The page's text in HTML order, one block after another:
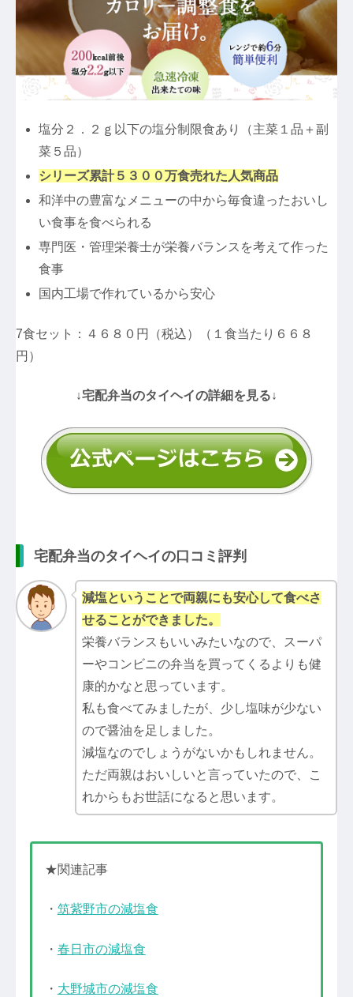
塩分２．２ｇ以下の塩分制限食あり（主菜１品＋副
菜５品）
シリーズ累計５３００万食売れた人気商品
和洋中の豊富なメニューの中から毎食違ったおいし
い食事を食べられる
専門医・管理栄養士が栄養バランスを考えて作った
食事
国内工場で作れているから安心
7食セット：４６８０円（税込）（１食当たり６６８
円）
↓宅配弁当のタイヘイの詳細を見る↓
宅配弁当のタイヘイの口コミ評判
減塩ということで両親にも安心して食べさ
せることができました。
栄養バランスもいいみたいなので、スーパ
ーやコンビニの弁当を買ってくるよりも健
康的かなと思っています。
私も食べてみましたが、少し塩味が少ない
ので醤油を足しました。
減塩なのでしょうがないかもしれません。
ただ両親はおいしいと言っていたので、こ
れからもお世話になると思います。
★関連記事
・ 筑紫野市の減塩食
・ 春日市の減塩食
・ 大野城市の減塩食